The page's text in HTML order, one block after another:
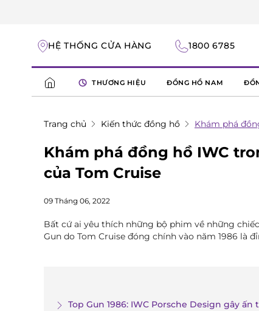
HỆ THỐNG CỬA HÀNG 1800 6785
THƯƠNG HIỆU ĐỒNG HỒ NAM
Trang chủ Kiến thức đồng hồ Khám phá
Khám phá đồng hồ IWC
của Tom Cruise
09 Tháng 06, 2022
Bất cứ ai yêu thích những bộ phim về những
Gun do Tom Cruise đóng chính vào năm 1986 là
Top Gun 1986: IWC Porsche Design gây ấn